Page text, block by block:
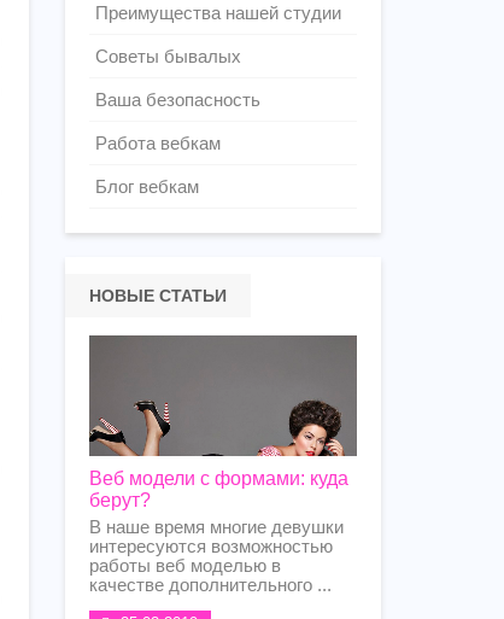
Преимущества нашей студии
Советы бывалых
Ваша безопасность
Работа вебкам
Блог вебкам
НОВЫЕ СТАТЬИ
Веб модели с формами: куда
берут?
В наше время многие девушки
интересуются возможностью
работы веб моделью в
качестве дополнительного ...